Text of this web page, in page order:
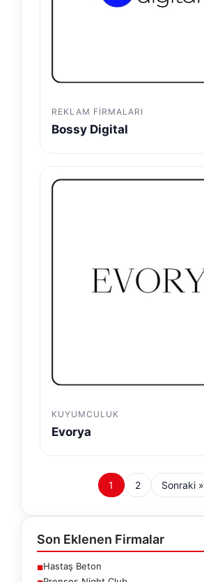
REKLAM FIRMALARI
Bossy Digital
KUYUMCULUK
Evorya
1 2 Sonraki »
Son Eklenen Firmalar
■Hastaş Beton